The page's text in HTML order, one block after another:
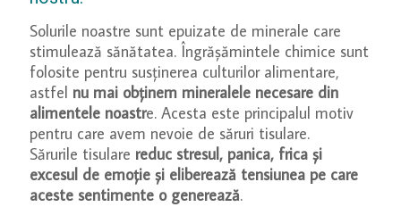
Solurile noastre sunt epuizate de minerale care
stimulează sănătatea. Îngrășămintele chimice sunt
folosite pentru susținerea culturilor alimentare,
astfel nu mai obținem mineralele necesare din
alimentele noastre. Acesta este principalul motiv
pentru care avem nevoie de săruri tisulare.
Sărurile tisulare reduc stresul, panica, frica și
excesul de emoție și eliberează tensiunea pe care
aceste sentimente o generează.